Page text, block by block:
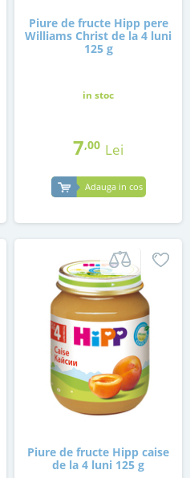
Piure de fructe Hipp pere
Williams Christ de la 4 luni
125 g
in stoc
7,00 Lei
Adauga in cos
Piure de fructe Hipp caise
de la 4 luni 125 g